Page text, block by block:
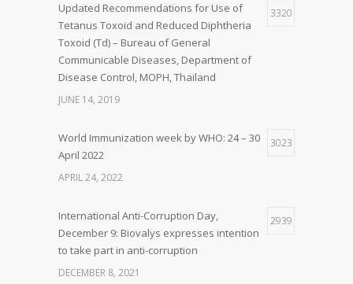
Updated Recommendations for Use of
Tetanus Toxoid and Reduced Diphtheria
Toxoid (Td) – Bureau of General
Communicable Diseases, Department of
Disease Control, MOPH, Thailand
3320
JUNE 14, 2019
World Immunization week by WHO: 24 – 30
April 2022
3023
APRIL 24, 2022
International Anti-Corruption Day,
December 9: Biovalys expresses intention
to take part in anti-corruption
2939
DECEMBER 8, 2021